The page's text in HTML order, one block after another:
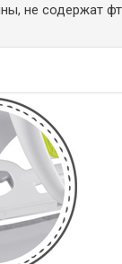
не содержат